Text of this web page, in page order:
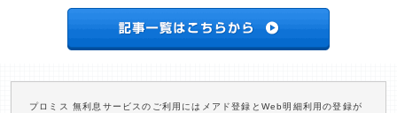
プロミス 無利息サービスのご利用にはメアド登録とWeb明細利用の登録が